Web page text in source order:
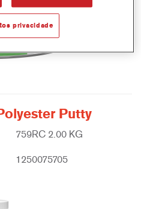
Putty
759RC 2.00 KG
1250075705
privacidade